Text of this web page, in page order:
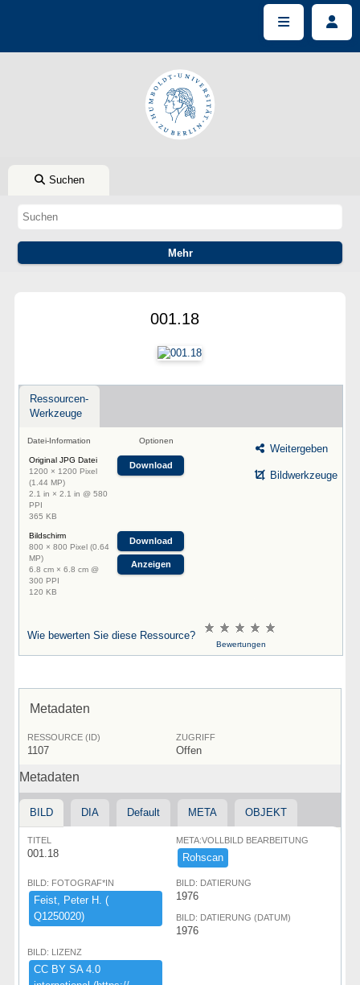
Suchen
001.18
Ressourcen-
Werkzeuge
Datei-Information Optionen
Original JPG Datei
1200 × 1200 Pixel
(1.44 MP)
2.1 in × 2.1 in @ 580
PPI
365 KB
Download
Bildschirm
800 × 800 Pixel (0.64
MP)
6.8 cm × 6.8 cm @
300 PPI
120 KB
Download
Anzeigen
Weitergeben
Bildwerkzeuge
Wie bewerten Sie diese Ressource?
Bewertungen
Metadaten
RESSOURCE (ID)
1107
ZUGRIFF
Offen
Metadaten
BILD DIA Default META OBJEKT
TITEL
001.18
META:VOLLBILD BEARBEITUNG
Rohscan
BILD: FOTOGRAF*IN
Feist,​ ​Peter ​H.​ ​(​
Q1250020)​
BILD: DATIERUNG
1976
BILD: DATIERUNG (DATUM)
1976
BILD: LIZENZ
CC ​BY ​SA ​4.​0 ​